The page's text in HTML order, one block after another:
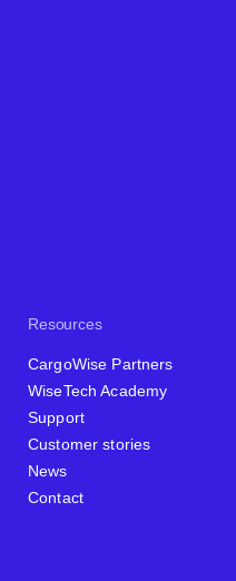
Resources
CargoWise Partners
WiseTech Academy
Support
Customer stories
News
Contact